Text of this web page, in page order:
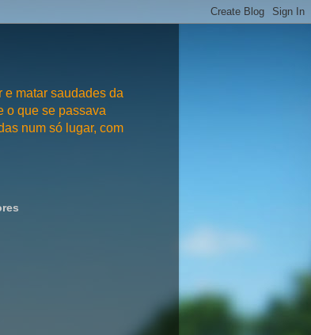
matar saudades da
o que se passava
num só lugar, com